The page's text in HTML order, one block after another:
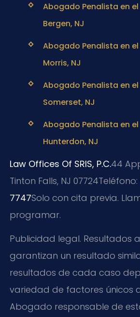
Abogado Penalista en
Bergen, NJ
Abogado Penalista en
Morris, NJ
Abogado Penalista en
Somerset, NJ
Abogado Penalista en
Hunterdon, NJ
Law Offices Of SRIS, P.C.44
Tinton Falls, NJ 07724Teléfono:
7747Solo con cita previa.
programar.
Publicidad legal. Resultados
garantizan un resultado
resultados de cada caso
variedad de factores únicos
Abogado responsable de